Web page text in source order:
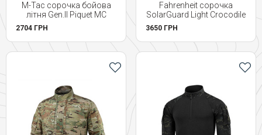
M-Tac сорочка бойова
літня Gen.II Piquet MC
2704 ГРН
Fahrenheit сорочка
SolarGuard Light Crocodile
3650 ГРН